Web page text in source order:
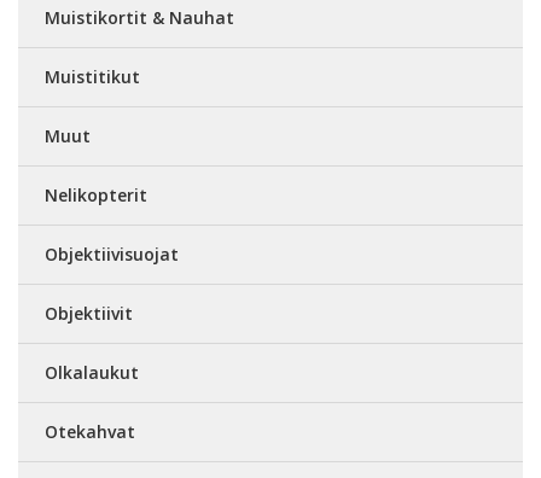
Muistikortit & Nauhat
Muistitikut
Muut
Nelikopterit
Objektiivisuojat
Objektiivit
Olkalaukut
Otekahvat